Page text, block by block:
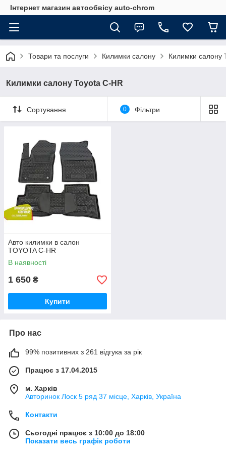
Інтернет магазин автообвісу auto-chrom
Товари та послуги Килимки салону Килимки салону
Килимки салону Toyota C-HR
Сортування 0 Фільтри
Авто килимки в салон
TOYOTA C-HR
В наявності
1 650 ₴
Купити
Про нас
99% позитивних з 261 відгука за рік
Працює з 17.04.2015
м. Харків
Авторинок Лоск 5 ряд 37 місце, Харків, Україна
Контакти
Сьогодні працює з 10:00 до 18:00
Показати весь графік роботи